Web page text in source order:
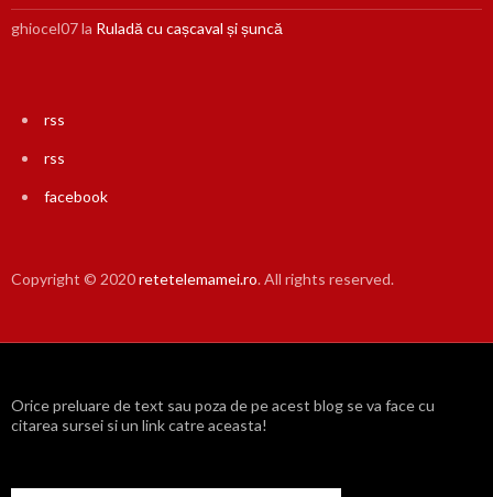
ghiocel07la Ruladă cu cașcaval și șuncă
rss
rss
facebook
Copyright © 2020retetelemamei.ro. All rights reserved.
Orice preluare de text sau poza de pe acest blog se va face cu
citarea sursei si un link catre aceasta!